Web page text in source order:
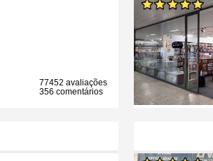
77452 avaliações
356 comentários